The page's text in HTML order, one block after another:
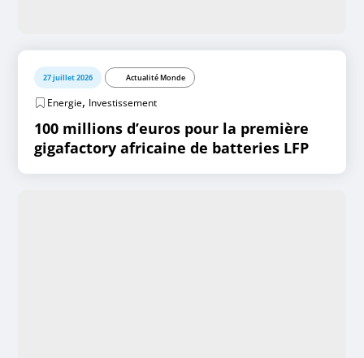
27 juillet 2026 Actualité Monde
Energie, Investissement
100 millions d’euros pour la première
gigafactory africaine de batteries LFP